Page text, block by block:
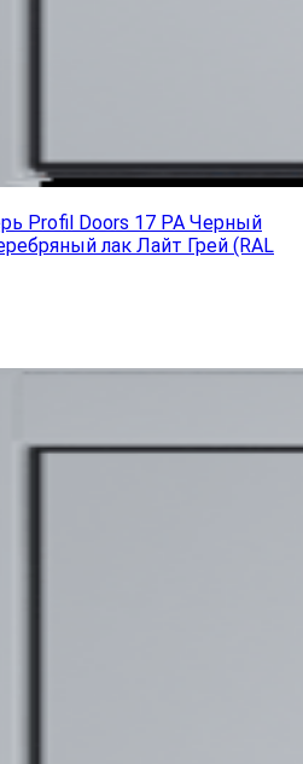
Profil Doors 17 PA Черный
лак Лайт Грей (RAL